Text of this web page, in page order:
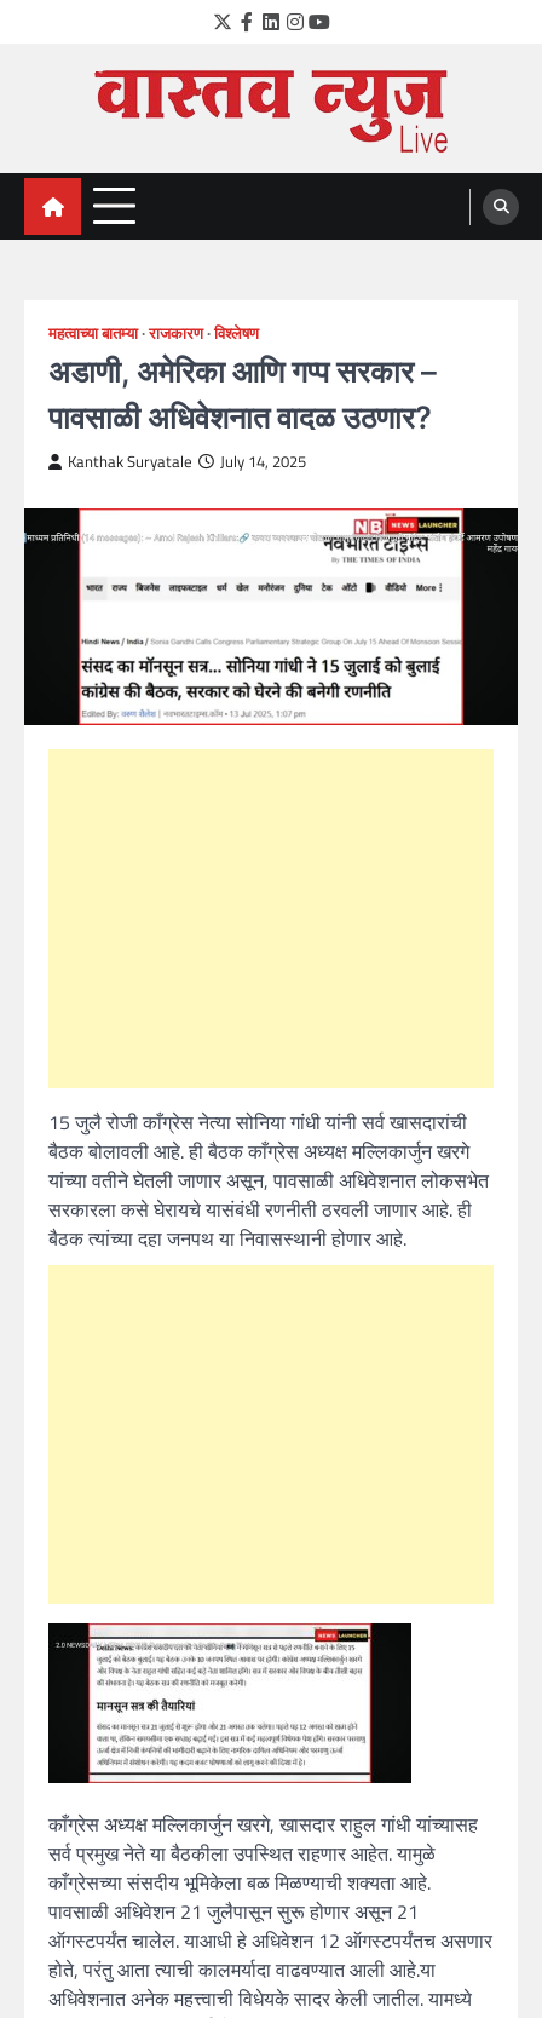
Twitter
Facebook
LinkedIn
Instagram
YouTube
VastavNEWSLive.com
a leading NEWS portal of Maharahstra
महत्वाच्या बातम्या राजकारण विश्लेषण
अडाणी, अमेरिका आणि गप्प सरकार –
पावसाळी अधिवेशनात वादळ उठणार?
Kanthak Suryatale July 14, 2025
15 जुलै रोजी काँग्रेस नेत्या सोनिया गांधी यांनी सर्व खासदारांची
बैठक बोलावली आहे. ही बैठक काँग्रेस अध्यक्ष मल्लिकार्जुन खरगे
यांच्या वतीने घेतली जाणार असून, पावसाळी अधिवेशनात लोकसभेत
सरकारला कसे घेरायचे यासंबंधी रणनीती ठरवली जाणार आहे. ही
बैठक त्यांच्या दहा जनपथ या निवासस्थानी होणार आहे.
काँग्रेस अध्यक्ष मल्लिकार्जुन खरगे, खासदार राहुल गांधी यांच्यासह
सर्व प्रमुख नेते या बैठकीला उपस्थित राहणार आहेत. यामुळे
काँग्रेसच्या संसदीय भूमिकेला बळ मिळण्याची शक्यता आहे.
पावसाळी अधिवेशन 21 जुलैपासून सुरू होणार असून 21
ऑगस्टपर्यंत चालेल. याआधी हे अधिवेशन 12 ऑगस्टपर्यंतच असणार
होते, परंतु आता त्याची कालमर्यादा वाढवण्यात आली आहे.या
अधिवेशनात अनेक महत्त्वाची विधेयके सादर केली जातील. यामध्ये